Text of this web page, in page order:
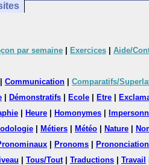
par semaine Exercices Aide/
Communication Comparatifs/
Démonstratifs Ecole Etre
Heure Homonymes
Métiers Météo Nature
Pronoms Prononciation
Tous/Tout| Traductions Travail